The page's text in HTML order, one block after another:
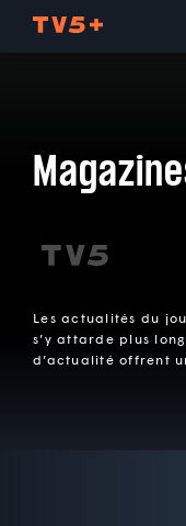
Les actualités du
s’y attarde plus
d’actualité offrent